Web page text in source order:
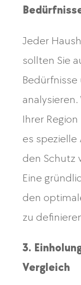
Jeder
sollten Sie
Bedürfnisse
Ihrer
es spezielle
den Schutz
Eine
den
zu
3.
Vergleich